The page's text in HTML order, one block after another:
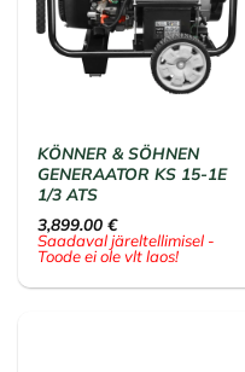
KÖNNER & SÖHNEN
GENERAATOR KS 15-1E
1/3 ATS
3,899.00€
Saadaval järeltellimisel -
Toode ei ole vlt laos!